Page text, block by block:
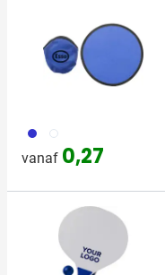
023 002
vanaf 0,27